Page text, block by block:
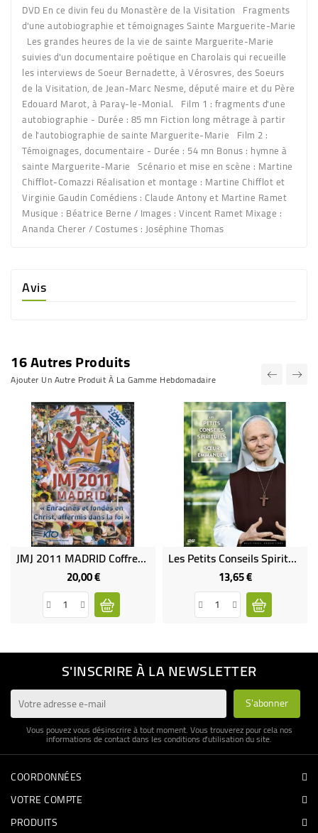
DVD En ce divin feu du Monastère de la Visitation Fragments
d'une autobiographie et témoignages Sainte Marguerite-Marie
Les grandes heures de la vie de sainte Marguerite-Marie
suivies d'un documentaire poétique en Charolais qui recueille
les interviews de Soeur Bernadette, à Vérosvres, des Soeurs
de la Visitation, de Jean-Marc Nesme, député maire et du Père
Edouard Marot, à Paray-le-Monial. Film 1 : fragments d'une
autobiographie - Durée : 85 mn Fiction long métrage à partir
de l'autobiographie de sainte Marguerite-Marie Film 2 :
Témoignages, documentaire - Durée : 54 mn Bonus : hymne à
sainte Marguerite-Marie Scénario et mise en scène : Martine
Chifflot-Comazzi Réalisation et montage : Martine Chifflot et
Virginie Gaudin Comédiens : Claude Antony et Martine Ramet
Musique : Béatrice Berne / Images : Vincent Ramet Mixage :
Ananda Cherer / Costumes : Joséphine Thomas
Avis
16 Autres Produits
Ajouter Un Autre Produit À La Gamme Hebdomadaire
JMJ 2011 MADRID Coffret 2 DVD
20,00 €Prix
Les Petits Conseils Spirituels De Soeur Emmanuel
13,65 €Prix
S'INSCRIRE À LA NEWSLETTER
Vous pouvez vous désinscrire à tout moment. Vous trouverez pour cela nos
informations de contact dans les conditions d'utilisation du site.
COORDONNÉES
VOTRE COMPTE
PRODUITS